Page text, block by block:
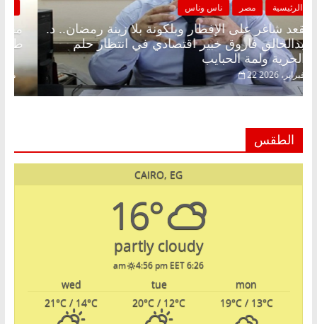
الرئيسية مصر ناس وناس
مقعد شاغر على الإفطار وبلكونة بلا زينة رمضان.. د.
عبدالخالق فاروق خبير اقتصادي في انتظار حلم
الحرية ولمة الحبايب
22 فبراير، 2026
الطقس
CAIRO, EG
16°
partly cloudy
6:26 am
4:56 pm EET
mon
tue
wed
19°C/ 13°C
20°C / 12°C
21°C / 14°C